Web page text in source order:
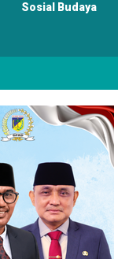
Sosial Budaya